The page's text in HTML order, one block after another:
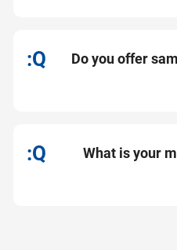
Do you offer
What is your